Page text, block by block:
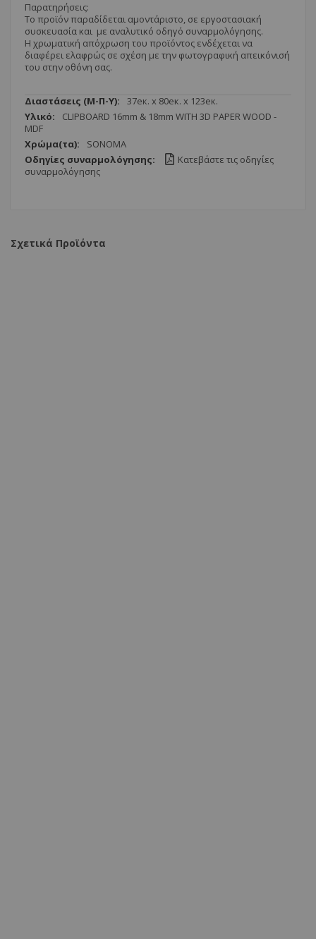
Παρατηρήσεις:
Το προϊόν παραδίδεται αμοντάριστο, σε εργοστασιακή
συσκευασία και με αναλυτικό οδηγό συναρμολόγησης.
Η χρωματική απόχρωση του προϊόντος ενδέχεται να
διαφέρει ελαφρώς σε σχέση με την φωτογραφική απεικόνισή
του στην οθόνη σας.
Περισσότερες
Πληροφορίες
37ек. x 80ек. x 123ек.
CLIPBOARD 16mm & 18mm WITH 3D PAPER WOOD -
MDF
SONOMA
Κατεβάστε τις οδηγίες
συναρμολόγησης
Σχετικά Προϊόντα